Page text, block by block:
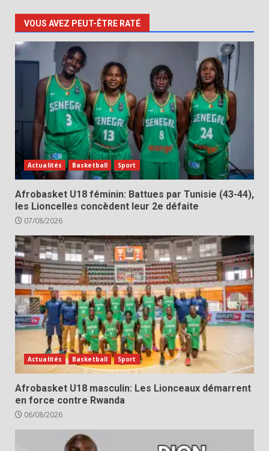
VOUS AVEZ PEUT-ÊTRE RATÉ
Actualités Basketball Sport
Afrobasket U18 féminin: Battues par Tunisie (43-44),
les Lioncelles concèdent leur 2e défaite
07/08/2026
Actualités Basketball Sport
Afrobasket U18 masculin: Les Lionceaux démarrent
en force contre Rwanda
06/08/2026